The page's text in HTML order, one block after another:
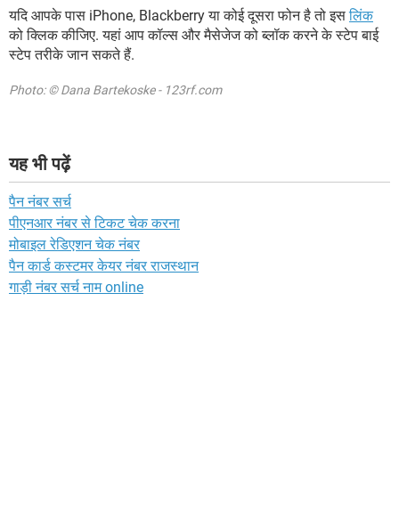
यदि आपके पास iPhone, Blackberry या कोई दूसरा फोन है तो इसलिंक
को क्लिक कीजिए. यहां आप कॉल्स और मैसेजेज को ब्लॉक करने के स्टेप बाई
स्टेप तरीके जान सकते हैं.
Photo: © Dana Bartekoske - 123rf.com
यह भी पढ़ें
पैन नंबर सर्च
पीएनआर नंबर से टिकट चेक करना
मोबाइल रेडिएशन चेक नंबर
पैन कार्ड कस्टमर केयर नंबर राजस्थान
गाड़ी नंबर सर्च नाम online